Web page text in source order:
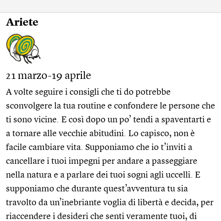
Ariete
21 marzo-19 aprile
A volte seguire i consigli che ti do potrebbe
sconvolgere la tua routine e confondere le persone che
ti sono vicine. E così dopo un po’ tendi a spaventarti e
a tornare alle vecchie abitudini. Lo capisco, non è
facile cambiare vita. Supponiamo che io t’inviti a
cancellare i tuoi impegni per andare a passeggiare
nella natura e a parlare dei tuoi sogni agli uccelli. E
supponiamo che durante quest’avventura tu sia
travolto da un’inebriante voglia di libertà e decida, per
riaccendere i desideri che senti veramente tuoi, di